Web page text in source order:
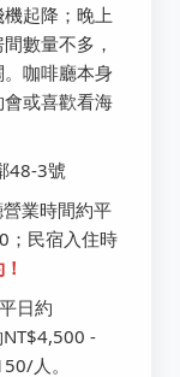
起降；晚上
數量不多，
咖啡廳本身
或喜歡看海
48-3號
業時間約平
民宿入住時
日約
-
人。